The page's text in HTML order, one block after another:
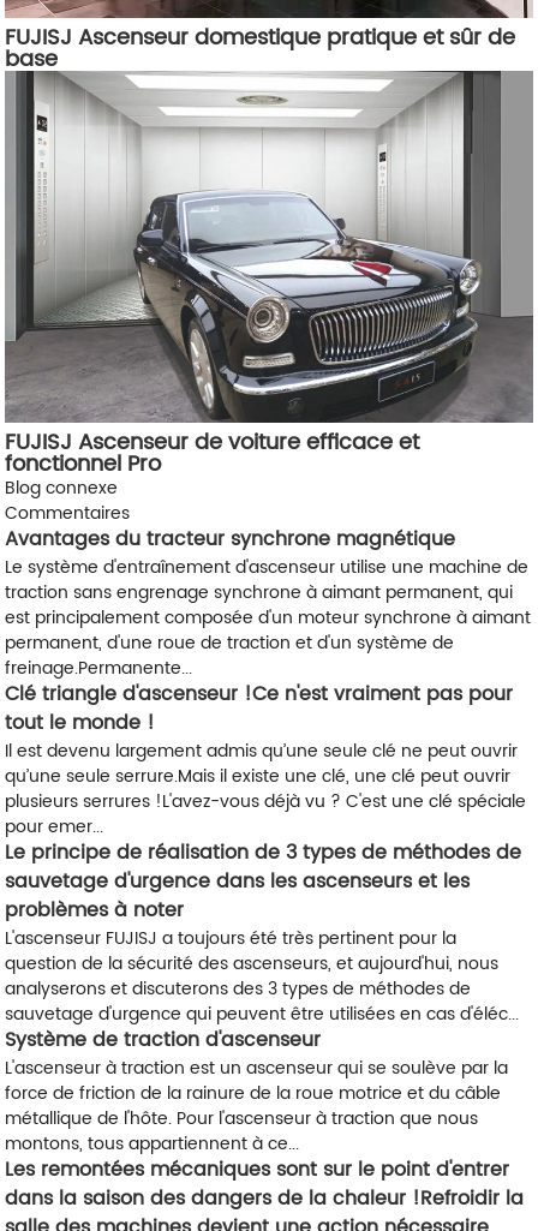
FUJISJ Ascenseur domestique pratique et sûr de
base
FUJISJ Ascenseur de voiture efficace et
fonctionnel Pro
Blog connexe
Commentaires
Avantages du tracteur synchrone magnétique
Le système d'entraînement d'ascenseur utilise une machine de
traction sans engrenage synchrone à aimant permanent, qui
est principalement composée d'un moteur synchrone à aimant
permanent, d'une roue de traction et d'un système de
freinage.Permanente...
Clé triangle d'ascenseur !Ce n'est vraiment pas pour
tout le monde !
Il est devenu largement admis qu’une seule clé ne peut ouvrir
qu’une seule serrure.Mais il existe une clé, une clé peut ouvrir
plusieurs serrures !L'avez-vous déjà vu ? C'est une clé spéciale
pour emer...
Le principe de réalisation de 3 types de méthodes de
sauvetage d'urgence dans les ascenseurs et les
problèmes à noter
L'ascenseur FUJISJ a toujours été très pertinent pour la
question de la sécurité des ascenseurs, et aujourd'hui, nous
analyserons et discuterons des 3 types de méthodes de
sauvetage d'urgence qui peuvent être utilisées en cas d'éléc...
Système de traction d'ascenseur
L'ascenseur à traction est un ascenseur qui se soulève par la
force de friction de la rainure de la roue motrice et du câble
métallique de l'hôte. Pour l'ascenseur à traction que nous
montons, tous appartiennent à ce...
Les remontées mécaniques sont sur le point d'entrer
dans la saison des dangers de la chaleur !Refroidir la